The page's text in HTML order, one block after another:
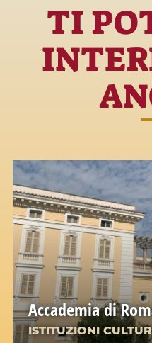
TI
Accademia di
ISTITUZIONI